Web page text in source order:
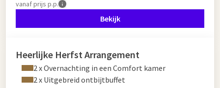
vanafprijs p.p.
Bekijk
Heerlijke Herfst Arrangement
2 x Overnachting in een Comfort kamer
2 x Uitgebreid ontbijtbuffet